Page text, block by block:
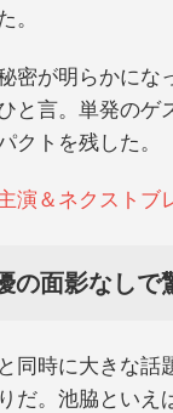
。
密が明らかにな
と言。単発のゲ
クトを残した。
演＆ネクストブ
の面影なしで
同時に大きな話
だ。池脇といえ